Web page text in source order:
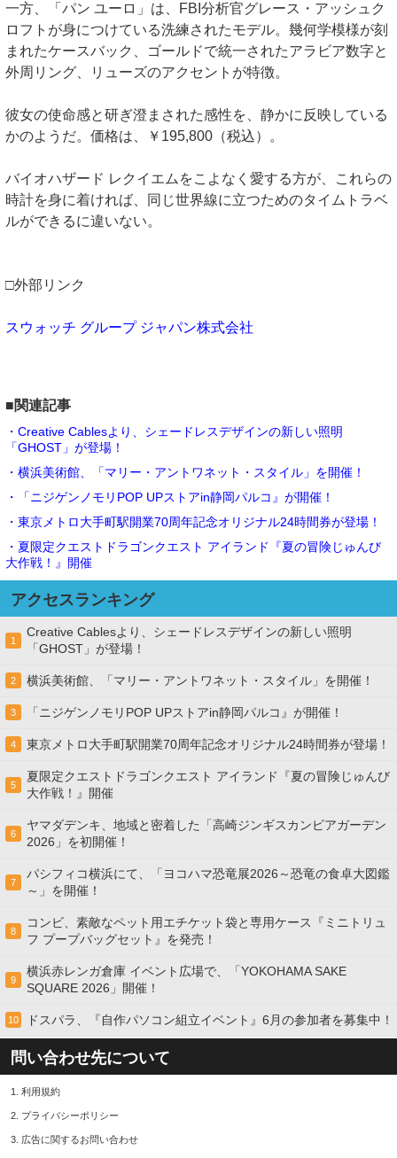
一方、「パン ユーロ」は、FBI分析官グレース・アッシュク
ロフトが身につけている洗練されたモデル。幾何学模様が刻
まれたケースバック、ゴールドで統一されたアラビア数字と
外周リング、リューズのアクセントが特徴。
彼女の使命感と研ぎ澄まされた感性を、静かに反映している
かのようだ。価格は、￥195,800（税込）。
バイオハザード レクイエムをこよなく愛する方が、これらの
時計を身に着ければ、同じ世界線に立つためのタイムトラベ
ルができるに違いない。
□外部リンク
スウォッチ グループ ジャパン株式会社
■関連記事
・Creative Cablesより、シェードレスデザインの新しい照明
「GHOST」が登場！
・横浜美術館、「マリー・アントワネット・スタイル」を開催！
・「ニジゲンノモリPOP UPストアin静岡パルコ』が開催！
・東京メトロ大手町駅開業70周年記念オリジナル24時間券が登場！
・夏限定クエストドラゴンクエスト アイランド『夏の冒険じゅんび
大作戦！』開催
アクセスランキング
1
Creative Cablesより、シェードレスデザインの新しい照明
「GHOST」が登場！
2 横浜美術館、「マリー・アントワネット・スタイル」を開催！
3 「ニジゲンノモリPOP UPストアin静岡パルコ』が開催！
4 東京メトロ大手町駅開業70周年記念オリジナル24時間券が登場！
5
夏限定クエストドラゴンクエスト アイランド『夏の冒険じゅんび
大作戦！』開催
6
ヤマダデンキ、地域と密着した「高崎ジンギスカンビアガーデン
2026」を初開催！
7
パシフィコ横浜にて、「ヨコハマ恐竜展2026～恐竜の食卓大図鑑
～」を開催！
8
コンビ、素敵なペット用エチケット袋と専用ケース『ミニトリュ
フ プープバッグセット』を発売！
9
横浜赤レンガ倉庫 イベント広場で、「YOKOHAMA SAKE
SQUARE 2026」開催！
10 ドスパラ、『自作パソコン組立イベント』6月の参加者を募集中！
問い合わせ先について
1. 利用規約
2. プライバシーポリシー
3. 広告に関するお問い合わせ